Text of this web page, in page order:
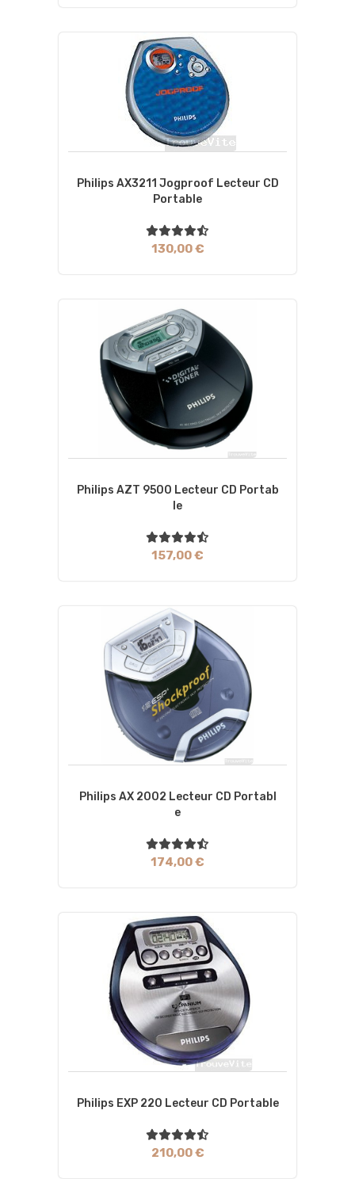
Philips AX3211 Jogproof Lecteur CD
Portable
130,00 €
Philips AZT 9500 Lecteur CD Portab
Le
157,00 €
Philips AX 2002 Lecteur CD Portabl
E
174,00 €
Philips EXP 220 Lecteur CD Portable
210,00 €